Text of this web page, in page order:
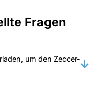
Fragen
um den Zeccer-